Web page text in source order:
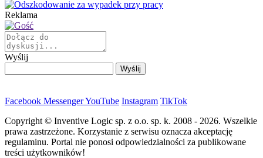
Reklama
Wyślij
Facebook MessengerYouTube Instagram TikTok
Copyright © Inventive Logic sp. z o.o. sp. k. 2008 - 2026. Wszelkie
prawa zastrzeżone. Korzystanie z serwisu oznacza akceptację
regulaminu. Portal nie ponosi odpowiedzialności za publikowane
treści użytkowników!